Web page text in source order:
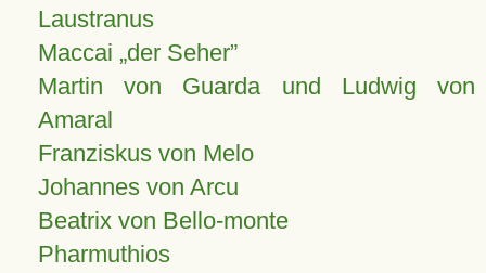
Laustranus
Maccai „der Seher”
Martin von Guarda und Ludwig von
Amaral
Franziskus von Melo
Johannes von Arcu
Beatrix von Bello-monte
Pharmuthios